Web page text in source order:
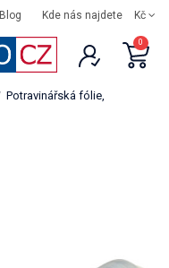
Blog Kde nás najdete Kč
0
Potravinářská fólie,